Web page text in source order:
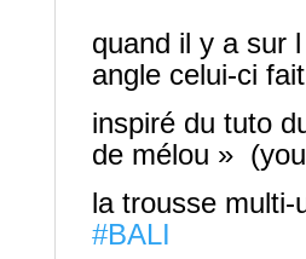
quand il y a sur
angle celui-ci
inspiré du tuto
de mélou »
la trousse multi-
#BALI